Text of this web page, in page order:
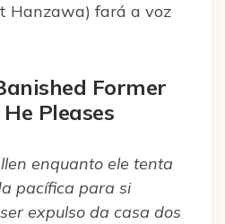
Hanzawa) fará a voz
Former
Pleases
enquanto ele tenta
pacífica para si
expulso da casa dos